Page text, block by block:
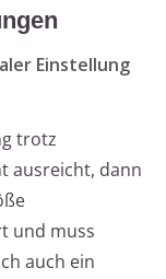
Einstellung
trotz
ausreicht, dann
und muss
auch ein